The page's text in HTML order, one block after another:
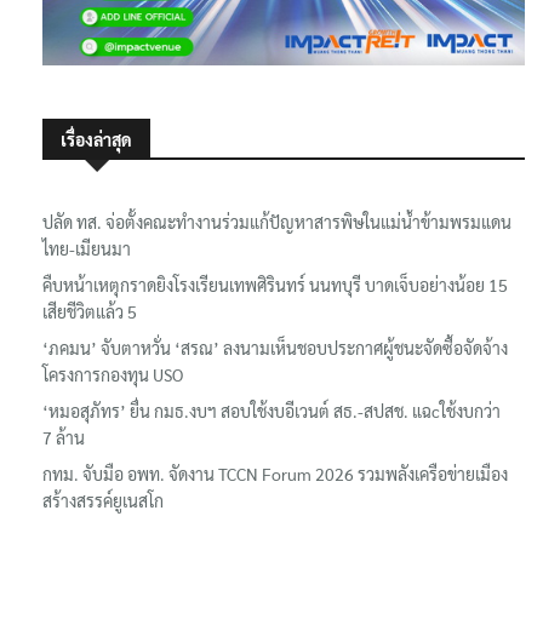
เรื่องล่าสุด
ปลัด ทส. จ่อตั้งคณะทำงานร่วมแก้ปัญหาสารพิษในแม่น้ำข้ามพรมแดน
ไทย-เมียนมา
คืบหน้าเหตุกราดยิงโรงเรียนเทพศิรินทร์ นนทบุรี บาดเจ็บอย่างน้อย 15
เสียชีวิตแล้ว 5
‘ภคมน’ จับตาหวั่น ‘สรณ’ ลงนามเห็นชอบประกาศผู้ชนะจัดซื้อจัดจ้าง
โครงการกองทุน USO
‘หมอสุภัทร’ ยื่น กมธ.งบฯ สอบใช้งบอีเวนต์ สธ.-สปสช. แฉcใช้งบกว่า
7 ล้าน
กทม. จับมือ อพท. จัดงาน TCCN Forum 2026 รวมพลังเครือข่ายเมือง
สร้างสรรค์ยูเนสโก